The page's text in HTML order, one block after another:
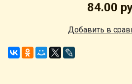
84.00
Добавить в